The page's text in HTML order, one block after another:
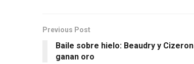
Previous Post
Baile sobre hielo: Beaudry y Cizeron
ganan oro